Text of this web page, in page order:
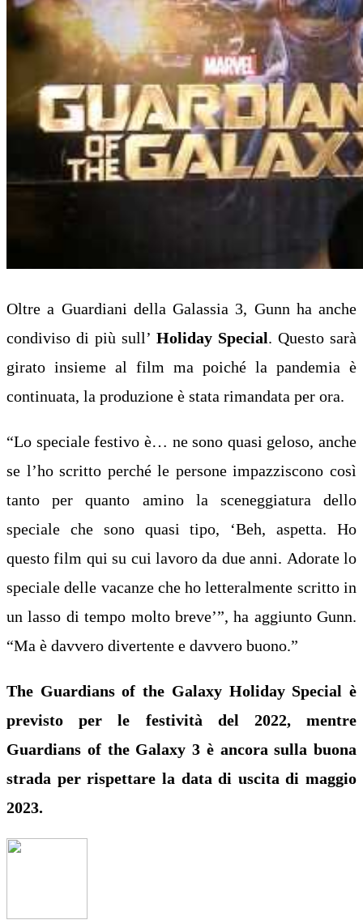
Oltre a Guardiani della Galassia 3, Gunn ha anche
condiviso di più sull’ Holiday Special. Questo sarà
girato insieme al film ma poiché la pandemia è
continuata, la produzione è stata rimandata per ora.
“Lo speciale festivo è… ne sono quasi geloso, anche
se l’ho scritto perché le persone impazziscono così
tanto per quanto amino la sceneggiatura dello
speciale che sono quasi tipo, ‘Beh, aspetta. Ho
questo film qui su cui lavoro da due anni. Adorate lo
speciale delle vacanze che ho letteralmente scritto in
un lasso di tempo molto breve’”, ha aggiunto Gunn.
“Ma è davvero divertente e davvero buono.”
The Guardians of the Galaxy Holiday Special è
previsto per le festività del 2022, mentre
Guardians of the Galaxy 3 è ancora sulla buona
strada per rispettare la data di uscita di maggio
2023.